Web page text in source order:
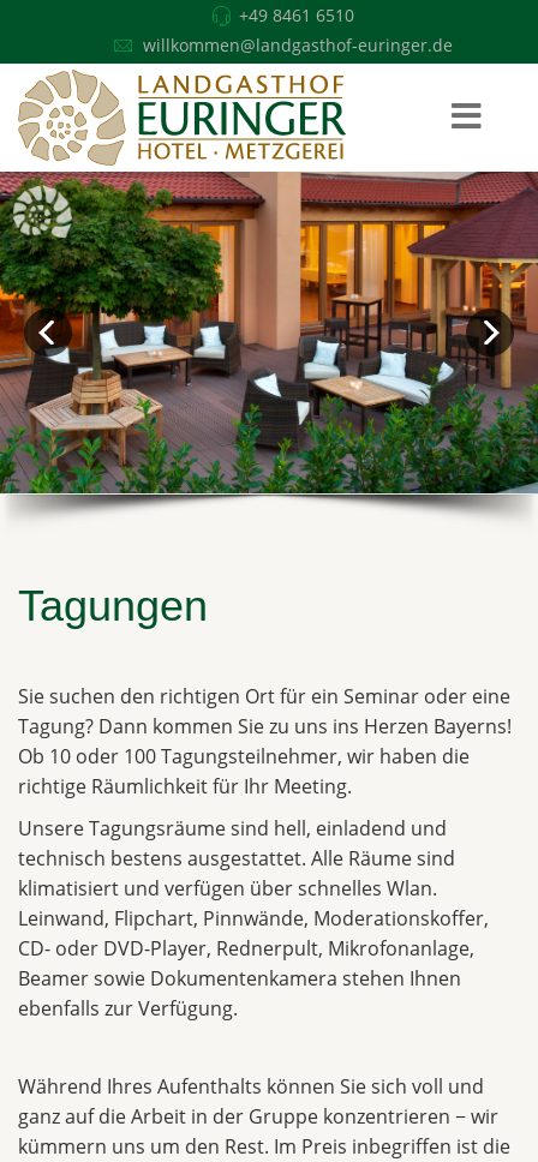
+49 8461 6510
willkommen@landgasthof-euringer.de
Tagungen
Sie suchen den richtigen Ort für ein Seminar oder eine
Tagung? Dann kommen Sie zu uns ins Herzen Bayerns!
Ob 10 oder 100 Tagungsteilnehmer, wir haben die
richtige Räumlichkeit für Ihr Meeting.
Unsere Tagungsräume sind hell, einladend und
technisch bestens ausgestattet. Alle Räume sind
klimatisiert und verfügen über schnelles Wlan.
Leinwand, Flipchart, Pinnwände, Moderationskoffer,
CD- oder DVD-Player, Rednerpult, Mikrofonanlage,
Beamer sowie Dokumentenkamera stehen Ihnen
ebenfalls zur Verfügung.
Während Ihres Aufenthalts können Sie sich voll und
ganz auf die Arbeit in der Gruppe konzentrieren − wir
kümmern uns um den Rest. Im Preis inbegriffen ist die